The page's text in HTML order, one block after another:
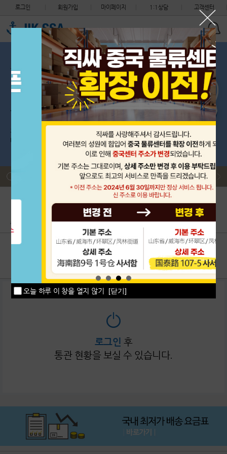
오늘 하루 이 창을 열지 않기 [닫기]
로그인 회원가입 마이페이지 1:1상담 고객센터
세관 지침 안내 (지식재산권 침해 화물의 처리절차 변경)
착불 도착 택배 비용 환율적용 안내
제헌절 (7월 17일) CS 센터 휴무 안내, 중국센터는 정상근무입…
해상 운송요금 및 적립금 정책 변경 안내
2026년 중국 단오절 휴무 안내 (6월 19일 선적없음)
2026년 6월 3일 수요일 제9회 지방선거 (한국 CS센터 휴무)
세관 지침 안내 (지식재산권 침해 화물의 처리절차 변경)
착불 도착 택배 비용 환율적용 안내
초보자 이용안내 배송대행 신청 구매대행 신청 출항 스케줄
1:1상담 공지사항 고객센터
로그인 후
통관 현황을 보실 수 있습니다.